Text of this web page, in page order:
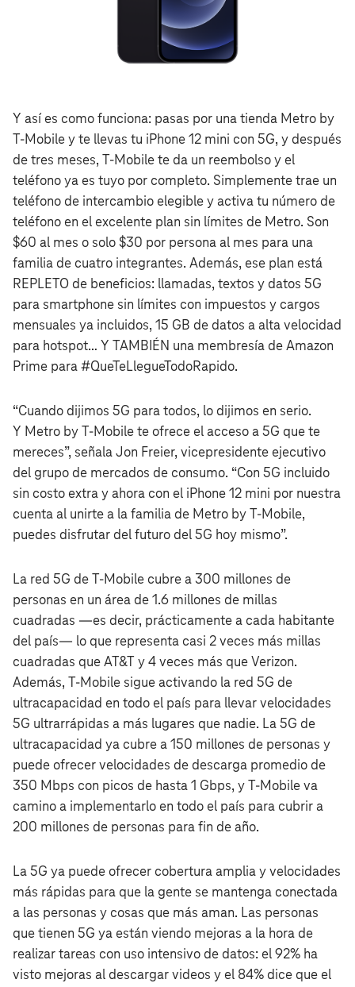
Y así es como funciona: pasas por una tienda Metro by
T‑Mobile y te llevas tu iPhone 12 mini con 5G, y después
de tres meses, T‑Mobile te da un reembolso y el
teléfono ya es tuyo por completo. Simplemente trae un
teléfono de intercambio elegible y activa tu número de
teléfono en el excelente plan sin límites de Metro. Son
$60 al mes o solo $30 por persona al mes para una
familia de cuatro integrantes. Además, ese plan está
REPLETO de beneficios: llamadas, textos y datos 5G
para smartphone sin límites con impuestos y cargos
mensuales ya incluidos, 15 GB de datos a alta velocidad
para hotspot… Y TAMBIÉN una membresía de Amazon
Prime para #QueTeLlegueTodoRapido.
“Cuando dijimos 5G para todos, lo dijimos en serio.
Y Metro by T‑Mobile te ofrece el acceso a 5G que te
mereces”, señala Jon Freier, vicepresidente ejecutivo
del grupo de mercados de consumo. “Con 5G incluido
sin costo extra y ahora con el iPhone 12 mini por nuestra
cuenta al unirte a la familia de Metro by T‑Mobile,
puedes disfrutar del futuro del 5G hoy mismo”.
La red 5G de T‑Mobile cubre a 300 millones de
personas en un área de 1.6 millones de millas
cuadradas —es decir, prácticamente a cada habitante
del país— lo que representa casi 2 veces más millas
cuadradas que AT&T y 4 veces más que Verizon.
Además, T‑Mobile sigue activando la red 5G de
ultracapacidad en todo el país para llevar velocidades
5G ultrarrápidas a más lugares que nadie. La 5G de
ultracapacidad ya cubre a 150 millones de personas y
puede ofrecer velocidades de descarga promedio de
350 Mbps con picos de hasta 1 Gbps, y T‑Mobile va
camino a implementarlo en todo el país para cubrir a
200 millones de personas para fin de año.
La 5G ya puede ofrecer cobertura amplia y velocidades
más rápidas para que la gente se mantenga conectada
a las personas y cosas que más aman. Las personas
que tienen 5G ya están viendo mejoras a la hora de
realizar tareas con uso intensivo de datos: el 92% ha
visto mejoras al descargar videos y el 84% dice que el